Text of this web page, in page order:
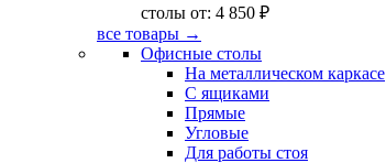
столы от: 4 850 ₽
все товары →
Офисные столы
На металлическом каркасе
С ящиками
Прямые
Угловые
Для работы стоя